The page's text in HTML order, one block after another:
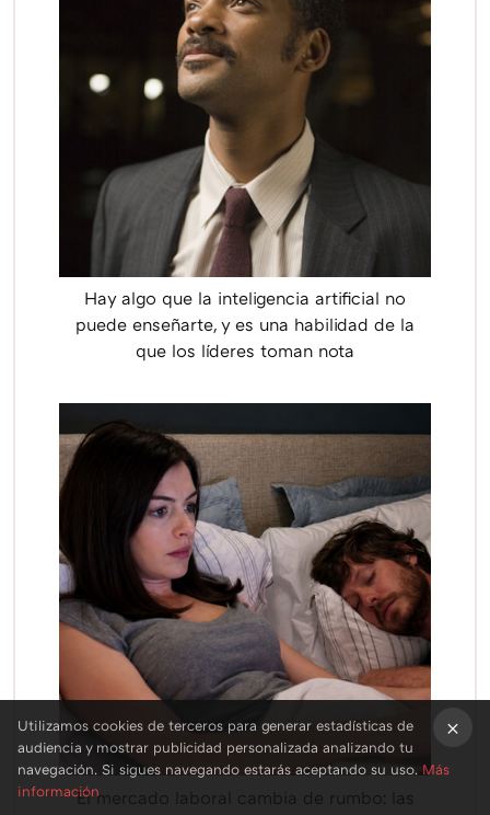
Hay algo que la inteligencia artificial no
puede enseñarte, y es una habilidad de la
que los líderes toman nota
El mercado laboral cambia de rumbo: las
Utilizamos cookies de terceros para generar estadísticas de
audiencia y mostrar publicidad personalizada analizando tu
navegación. Si sigues navegando estarás aceptando su uso. Más
información